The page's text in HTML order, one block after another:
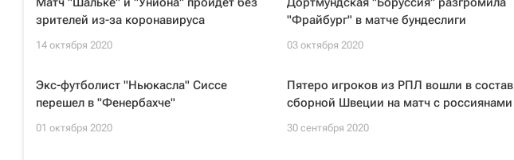
зрителей из-за коронавируса
14 октября 2020
"Фрайбург" в матче бундеслиги
03 октября 2020
Экс-футболист "Ньюкасла" Сиссе
перешел в "Фенербахче"
01 октября 2020
Пятеро игроков из РПЛ вошли в состав
сборной Швеции на матч с россиянами
30 сентября 2020